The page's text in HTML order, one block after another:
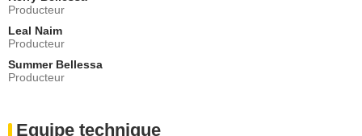
Producteur
Leal Naim
Producteur
Summer Bellessa
Producteur
Equipe technique